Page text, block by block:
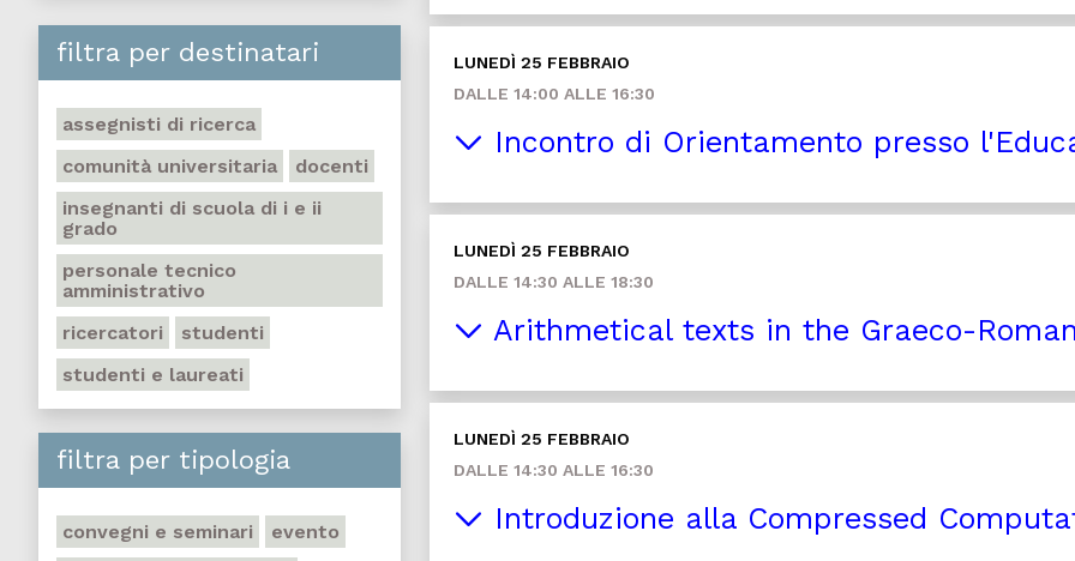
filtra per destinatari
assegnisti di ricerca
comunità universitaria
docenti
insegnanti di scuola di i e ii
grado
personale tecnico
amministrativo
ricercatori
studenti
studenti e laureati
filtra per tipologia
convegni e seminari
evento
LUNEDÌ 25 FEBBRAIO
DALLE 14:00 ALLE 16:30
Incontro di Orientamento presso
LUNEDÌ 25 FEBBRAIO
DALLE 14:30 ALLE 18:30
Arithmetical texts in the Graeco-
LUNEDÌ 25 FEBBRAIO
DALLE 14:30 ALLE 16:30
Introduzione alla Compressed